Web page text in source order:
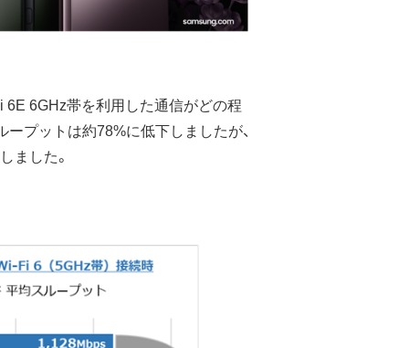
6E 6GHz帯を利用した通信がどの程
プットは約78%に低下しましたが、
ました。